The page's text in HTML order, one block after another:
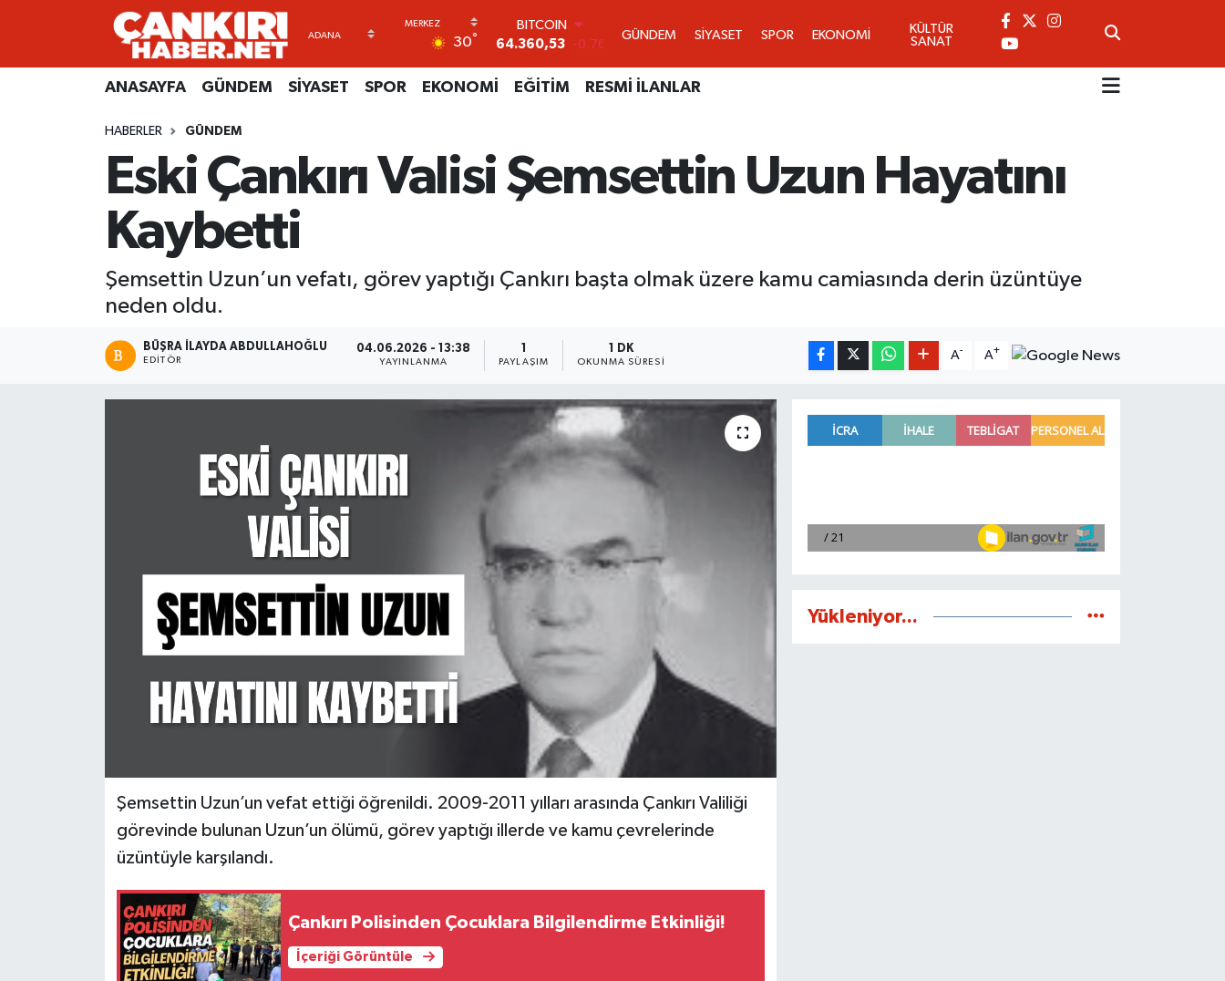
30°
DOLAR
47,7069
0.17
EURO
55,0265 0.01
6618.49
2.12
BİST100
13.887
GÜNDEM SİYASET SPOR EKONOMİ
KÜLTÜR
SANAT
ANASAYFA GÜNDEM SİYASET SPOR EKONOMİ EĞİTİM RESMİ İLANLAR
HABERLER GÜNDEM
Eski Çankırı Valisi Şemsettin Uzun Hayatını
Kaybetti
Şemsettin Uzun’un vefatı, görev yaptığı Çankırı başta olmak üzere kamu camiasında derin üzüntüye
neden oldu.
BÜŞRA İLAYDA ABDULLAHOĞLU
EDITÖR
04.06.2026 - 13:38
YAYINLANMA PAYLAŞIM
1 DK
OKUNMA SÜRESI
A- A+
Şemsettin Uzun’un vefat ettiği öğrenildi. 2009-2011 yılları arasında Çankırı Valiliği
görevinde bulunan Uzun’un ölümü, görev yaptığı illerde ve kamu çevrelerinde
üzüntüyle karşılandı.
Çankırı Polisinden Çocuklara Bilgilendirme Etkinliği!
İçeriği Görüntüle
Yükleniyor...
ANASAYFA
RESMİ İLANLAR
Künye
Gizlilik Sözleşmesi
BİYOGRAFİLER
GÜNDEM
VİZYONDAKİLER
Merkez Hava Durumu
Süper Lig Puan Durumu ve Fikstür
Tüm Manşetler
Son Dakika Haberleri
Haber Arşivi